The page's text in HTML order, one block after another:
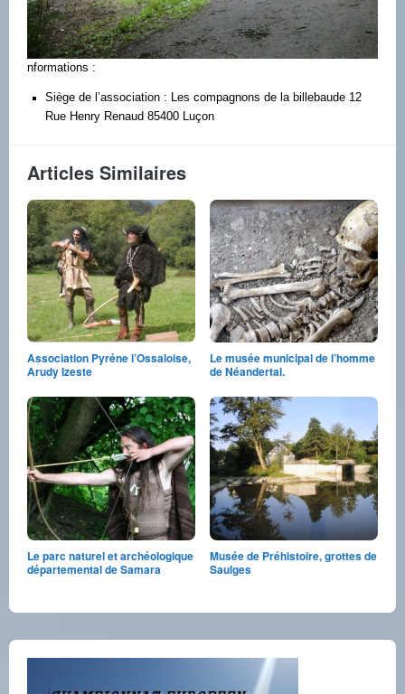
nformations :
Siège de l’association : Les compagnons de la billebaude 12
Rue Henry Renaud 85400 Luçon
Articles Similaires
Association Pyréne l’Ossaloise,
Arudy Izeste
Le musée municipal de l’homme
de Néandertal.
Le parc naturel et archéologique
départemental de Samara
Musée de Préhistoire, grottes de
Saulges